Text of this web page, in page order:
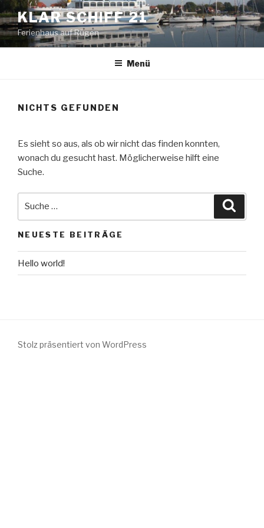
Zum
Inhalt
springen
KLAR SCHIFF 21
Ferienhaus auf Rügen
Menü
NICHTS GEFUNDEN
Es sieht so aus, als ob wir nicht das finden konnten,
wonach du gesucht hast. Möglicherweise hilft eine
Suche.
NEUESTE BEITRÄGE
Hello world!
Stolz präsentiert von WordPress